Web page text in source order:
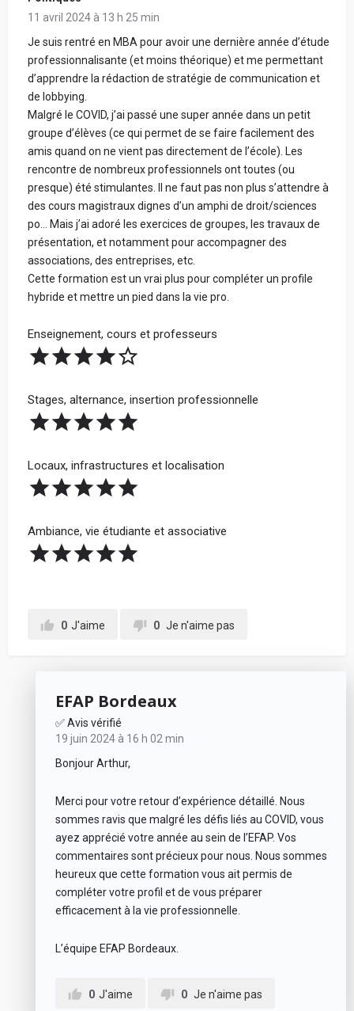
11 avril 2024 à 13 h 25 min
Je suis rentré en MBA pour avoir une dernière année d’étude
professionnalisante (et moins théorique) et me permettant
d’apprendre la rédaction de stratégie de communication et
de lobbying.
Malgré le COVID, j’ai passé une super année dans un petit
groupe d’élèves (ce qui permet de se faire facilement des
amis quand on ne vient pas directement de l’école). Les
rencontre de nombreux professionnels ont toutes (ou
presque) été stimulantes. Il ne faut pas non plus s’attendre à
des cours magistraux dignes d’un amphi de droit/sciences
po… Mais j’ai adoré les exercices de groupes, les travaux de
présentation, et notamment pour accompagner des
associations, des entreprises, etc.
Cette formation est un vrai plus pour compléter un profile
hybride et mettre un pied dans la vie pro.
Enseignement, cours et professeurs
Stages, alternance, insertion professionnelle
Locaux, infrastructures et localisation
Ambiance, vie étudiante et associative
0 J'aime 0 Je n'aime pas
EFAP Bordeaux
✅ Avis vérifié
19 juin 2024 à 16 h 02 min
Bonjour Arthur,
Merci pour votre retour d’expérience détaillé. Nous
sommes ravis que malgré les défis liés au COVID, vous
ayez apprécié votre année au sein de l’EFAP. Vos
commentaires sont précieux pour nous. Nous sommes
heureux que cette formation vous ait permis de
compléter votre profil et de vous préparer
efficacement à la vie professionnelle.
L’équipe EFAP Bordeaux.
0 J'aime 0 Je n'aime pas